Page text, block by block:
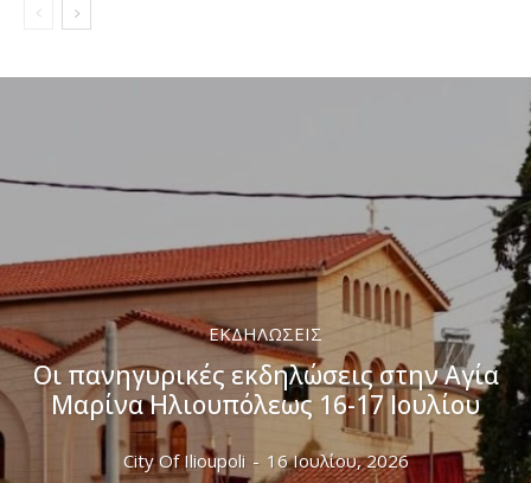
ΕΚΔΗΛΏΣΕΙΣ
Οι πανηγυρικές εκδηλώσεις στην Αγία
Μαρίνα Ηλιουπόλεως 16-17 Ιουλίου
City Of Ilioupoli - 16 Ιουλίου, 2026